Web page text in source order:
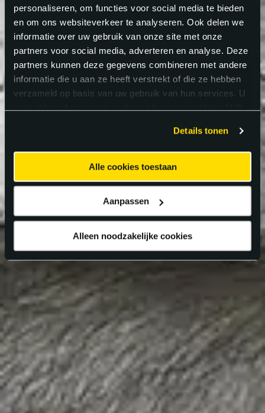
personaliseren, om functies voor social media te bieden
en om ons websiteverkeer te analyseren. Ook delen we
informatie over uw gebruik van onze site met onze
partners voor social media, adverteren en analyse. Deze
partners kunnen deze gegevens combineren met andere
informatie die u aan ze heeft verstrekt of die ze hebben
verzameld op basis van uw gebruik van hun services. U
Details tonen
Alle cookies toestaan
Aanpassen
Alleen noodzakelijke cookies